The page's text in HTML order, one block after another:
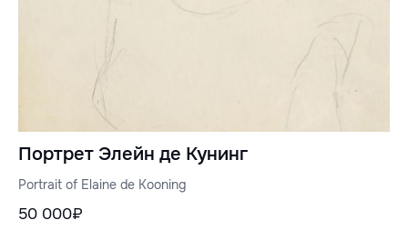
Портрет Элейн де Кунинг
Portrait of Elaine de Kooning
50 000₽